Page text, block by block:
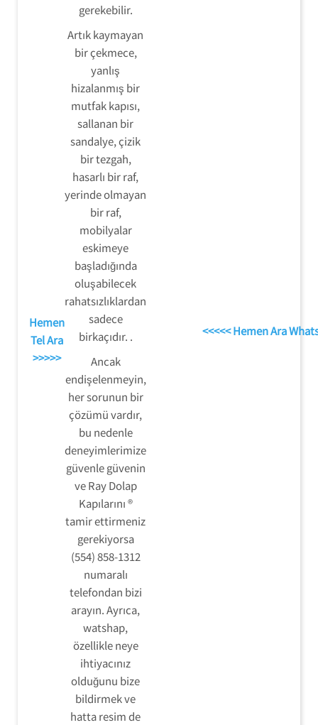
Hemen
Tel Ara
>>>>>
gerekebilir.
Artık kaymayan
bir çekmece,
yanlış
hizalanmış bir
mutfak kapısı,
sallanan bir
sandalye, çizik
bir tezgah,
hasarlı bir raf,
yerinde olmayan
bir raf,
mobilyalar
eskimeye
başladığında
oluşabilecek
rahatsızlıklardan
sadece
birkaçıdır. .
Ancak
endişelenmeyin,
her sorunun bir
çözümü vardır,
bu nedenle
deneyimlerimize
güvenle güvenin
ve Ray Dolap
Kapılarını ®
tamir ettirmeniz
gerekiyorsa
(554) 858-1312
numaralı
telefondan bizi
arayın. Ayrıca,
watshap,
özellikle neye
ihtiyacınız
olduğunu bize
bildirmek ve
hatta resim de
<<<<< Hemen Ara